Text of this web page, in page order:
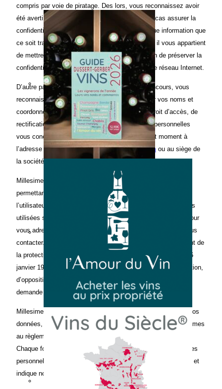
compris par voie de piratage. Des lors, vous reconnaissez avoir
été averti que Millésimes Sas ne peut en aucun cas assurer la
confidentialité, la sécurité ou l’intégrité de quelque information que
ce soit transmise sur Internet. En conséquence, il vous appartient
de mettre en œuvre les moyens nécessaires afin de préserver la
confidentialité des informations transmises sur le réseau Internet.
D’autre part, si vous désirez participer à nos concours, vous
reconnaissez que vous acceptez de nous fournir vos noms et
coordonnées. Selon la loi, vous disposez d’un droit d’accès, de
rectification et de suppression des informations personnelles
vous concernant que vous pouvez exercer à tout moment à
l’adresse suivante,dussert.gerber@gmail.com ou au siège de
la société éditrice.
Millesimes n’enregistre pas d’informations personnelles
permettant l’identification, à l’exception des formulaires que
l’utilisateur est libre de remplir. Ces informations ne seront pas
utilisées sans votre accord, nous les utiliserons seulement pour
vous adresser des courriers, des brochures, des devis ou vous
contacter. Les informations recueillies sur les sites bénéficient de
la protection de la loi “Informatique et Libertés” n° 78-17 du 06
janvier 1978. Elles bénéficient d’un droit d’accès, de rectification,
d’opposition à communication et de suppression sur simple
demande à Millesimes.
Millesimes s’engage à ce que la collecte et le traitement de vos
données, effectués à partir du site millesimes.fr soient conformes
au règlement général sur la protection des données (RGPD).
Chaque formulaire ou téléservice limite la collecte des données
personnelles au strict nécessaire (minimisation des données) et
indique notamment :